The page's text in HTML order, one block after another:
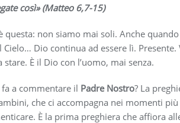
così» (Matteo 6,7-15)
questa: non siamo mai soli. Anche
Cielo… Dio continua ad essere lì.
È il Dio con l’uomo, mai senza.
a commentare il Padre Nostro? La
che ci accompagna nei momenti
È la prima preghiera che affiora